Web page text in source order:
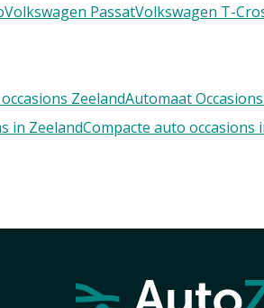
Volkswagen PassatVolkswagen T-
ZeelandAutomaat
in ZeelandCompacte auto occasions